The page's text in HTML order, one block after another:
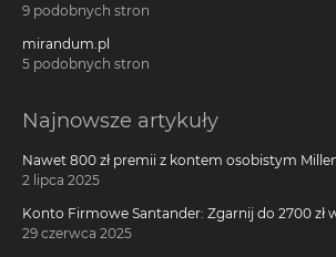
9 podobnych stron
mirandum.pl
5 podobnych stron
Najnowsze artykuły
Nawet 800 zł premii z kontem osobistym
2 lipca 2025
Konto Firmowe Santander: Zgarnij do 2700 zł
29 czerwca 2025